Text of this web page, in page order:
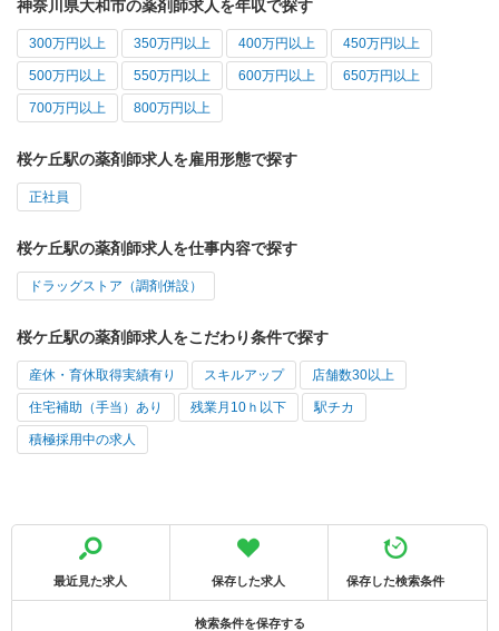
神奈川県大和市の薬剤師求人を年収で探す
300万円以上 350万円以上 400万円以上 450万円以上
500万円以上 550万円以上 600万円以上 650万円以上
700万円以上 800万円以上
桜ケ丘駅の薬剤師求人を雇用形態で探す
正社員
桜ケ丘駅の薬剤師求人を仕事内容で探す
ドラッグストア（調剤併設）
桜ケ丘駅の薬剤師求人をこだわり条件で探す
産休・育休取得実績有り スキルアップ 店舗数30以上
住宅補助（手当）あり 残業月10ｈ以下 駅チカ
積極採用中の求人
最近見た求人 保存した求人 保存した検索条件
検索条件を保存する